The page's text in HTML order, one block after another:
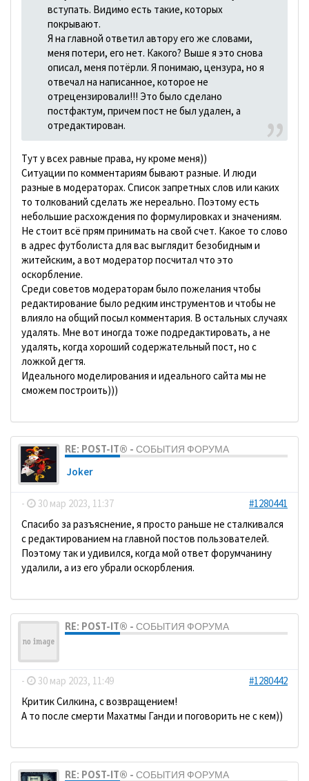
вступать. Видимо есть такие, которых
покрывают.
Я на главной ответил автору его же словами,
меня потери, его нет. Какого? Выше я это снова
описал, меня потёрли. Я понимаю, цензура, но я
отвечал на написанное, которое не
отрецензировали!!! Это было сделано
постфактум, причем пост не был удален, а
отредактирован.
Тут у всех равные права, ну кроме меня))
Ситуации по комментариям бывают разные. И люди
разные в модераторах. Список запретных слов или каких
то толкований сделать же нереально. Поэтому есть
небольшие расхождения по формулировках и значениям.
Не стоит всё прям принимать на свой счет. Какое то слово
в адрес футболиста для вас выглядит безобидным и
житейским, а вот модератор посчитал что это
оскорбление.
Среди советов модераторам было пожелания чтобы
редактирование было редким инструментов и чтобы не
влияло на общий посыл комментария. В остальных случаях
удалять. Мне вот иногда тоже подредактировать, а не
удалять, когда хороший содержательный пост, но с
ложкой дегтя.
Идеального моделирования и идеального сайта мы не
сможем построить)))
RE: POST-IT® - СОБЫТИЯ ФОРУМА
Joker
- 30 мар 2023, 11:37
#1280441
Спасибо за разъяснение, я просто раньше не сталкивался
с редактированием на главной постов пользователей.
Поэтому так и удивился, когда мой ответ форумчанину
удалили, а из его убрали оскорбления.
RE: POST-IT® - СОБЫТИЯ ФОРУМА
- 30 мар 2023, 11:49
#1280442
Критик Силкина, с возвращением!
А то после смерти Махатмы Ганди и поговорить не с кем))
RE: POST-IT® - СОБЫТИЯ ФОРУМА